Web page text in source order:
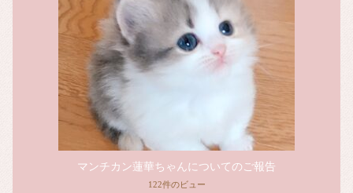
マンチカン蓮華ちゃんについてのご報告
122件のビュー